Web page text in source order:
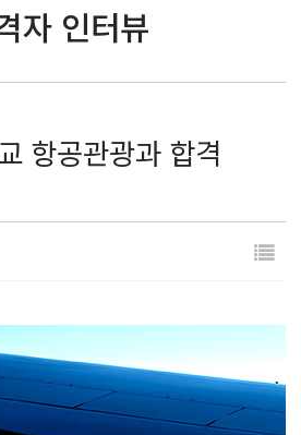
자 인터뷰
항공관광과 합격